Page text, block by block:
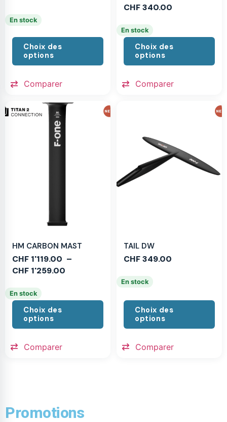
En stock
Choix des
options
Comparer
CHF340.00
En stock
Choix des
options
Comparer
HM CARBON MAST
CHF 1'119.00 –
CHF 1'259.00
En stock
Choix des
options
Comparer
TAIL DW
CHF349.00
En stock
Choix des
options
Comparer
Promotions